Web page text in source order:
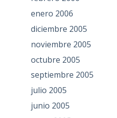
enero 2006
diciembre 2005
noviembre 2005
octubre 2005
septiembre 2005
julio 2005
junio 2005